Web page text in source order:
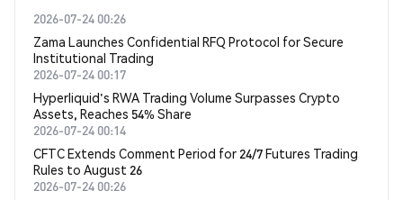
2026-07-24 00:26
Zama Launches Confidential RFQ Protocol for Secure
Institutional Trading
2026-07-24 00:17
Hyperliquid's RWA Trading Volume Surpasses Crypto
Assets, Reaches 54% Share
2026-07-24 00:14
CFTC Extends Comment Period for 24/7 Futures Trading
Rules to August 26
2026-07-24 00:26